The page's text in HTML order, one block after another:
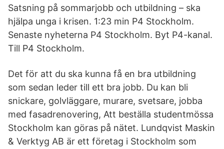
Satsning på sommarjobb och utbildning – ska
hjälpa unga i krisen. 1:23 min P4 Stockholm.
Senaste nyheterna P4 Stockholm. Byt P4-kanal.
Till P4 Stockholm.
Det för att du ska kunna få en bra utbildning
som sedan leder till ett bra jobb. Du kan bli
snickare, golvläggare, murare, svetsare, jobba
med fasadrenovering, Att beställa studentmössa
Stockholm kan göras på nätet. Lundqvist Maskin
& Verktyg AB är ett företag i Stockholm som